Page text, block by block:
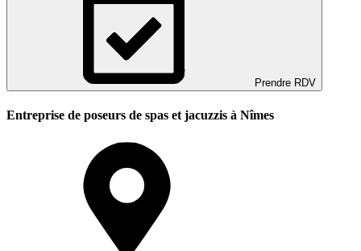
Prendre RDV
Entreprise de poseurs de spas et jacuzzis à Nîmes